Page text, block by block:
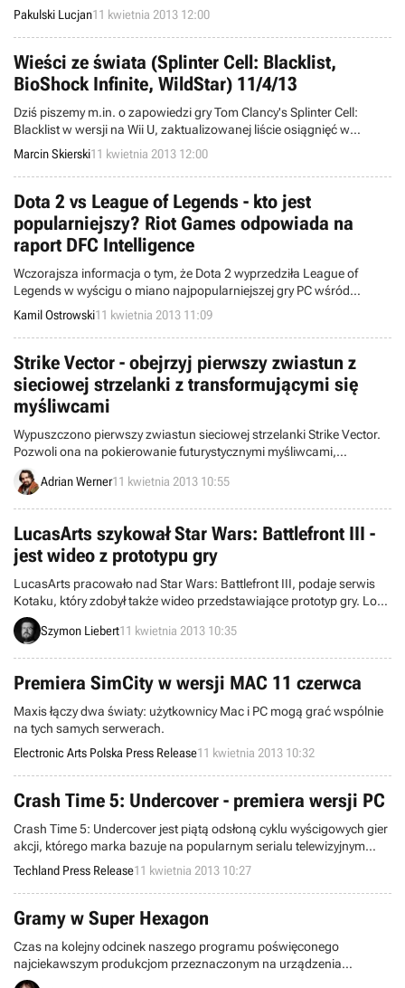
Pakulski Lucjan11 kwietnia 2013 12:00
Wieści ze świata (Splinter Cell: Blacklist,
BioShock Infinite, WildStar) 11/4/13
Dziś piszemy m.in. o zapowiedzi gry Tom Clancy's Splinter Cell:
Blacklist w wersji na Wii U, zaktualizowanej liście osiągnięć w
BioShock Infinite, zamkniętych beta testach WildStar, a także
możliwości wydania Prey 2. Witamy w wieściach ze świata -
codziennej porcji krótkich wiadomości.
Marcin Skierski11 kwietnia 2013 12:00
Dota 2 vs League of Legends - kto jest
popularniejszy? Riot Games odpowiada na
raport DFC Intelligence
Wczorajsza informacja o tym, że Dota 2 wyprzedziła League of
Legends w wyścigu o miano najpopularniejszej gry PC wśród
zachodnich graczy, najprawdopodobniej była przedwczesna. Firma
Riot Games udostępniła wycinek swoich danych, wyraźnie
dowodzący, że to jej produkcja pozostaje liderem rankingu.
Kamil Ostrowski11 kwietnia 2013 11:09
Strike Vector - obejrzyj pierwszy zwiastun z
sieciowej strzelanki z transformującymi się
myśliwcami
Wypuszczono pierwszy zwiastun sieciowej strzelanki Strike Vector.
Pozwoli ona na pokierowanie futurystycznymi myśliwcami,
potrafiącymi przełączać się między dwoma trybami lotu.
Adrian Werner11 kwietnia 2013 10:55
LucasArts szykował Star Wars: Battlefront III -
jest wideo z prototypu gry
LucasArts pracowało nad Star Wars: Battlefront III, podaje serwis
Kotaku, który zdobył także wideo przedstawiające prototyp gry. Losy
produkcji są niejasne, po tym jak deweloper został zamknięty przez
firmę Disney.
Szymon Liebert11 kwietnia 2013 10:35
Premiera SimCity w wersji MAC 11 czerwca
Maxis łączy dwa światy: użytkownicy Mac i PC mogą grać wspólnie
na tych samych serwerach.
Electronic Arts Polska Press Release11 kwietnia 2013 10:32
Crash Time 5: Undercover - premiera wersji PC
Crash Time 5: Undercover jest piątą odsłoną cyklu wyścigowych gier
akcji, którego marka bazuje na popularnym serialu telewizyjnym
„Kobra: Oddział Specjalny”.
Techland Press Release11 kwietnia 2013 10:27
Gramy w Super Hexagon
Czas na kolejny odcinek naszego programu poświęconego
najciekawszym produkcjom przeznaczonym na urządzenia
mobilne, tworzonego we współpracy z telewizją dla graczy – tvgry.pl.